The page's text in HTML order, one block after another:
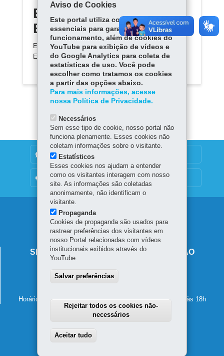
EPT Paraná - Conexão
Empregabilidade
Educação Profissional e Tecnológica >> Conexão
Empregabilidade
DENUNCIE CORRUPÇÃO
OUVIDORIA
Navegação
principal
SECRETARIA DE ESTADO DA EDUCAÇÃO
80610-011-Curitiba
Horário de atendimento: de segunda a sexta-feira, das 8h às 18h
Aviso de Cookies
Este portal utiliza cookies
essenciais para garantir seu
funcionamento, além de cookies do
YouTube para exibição de vídeos e
do Google Analytics para coleta de
estatísticas de uso. Você pode
escolher como tratamos os cookies
a partir das opções abaixo.
Para mais informações, acesse
nossa Política de Privacidade.
Necessários
Sem esse tipo de cookie, nosso portal não
funciona plenamente. Esses cookies não
coletam informações sobre o visitante.
Estatísticos
Esses cookies nos ajudam a entender
como os visitantes interagem com nosso
site. As informações são coletadas
anonimamente, não identificam o
visitante.
Propaganda
Cookies de propaganda são usados para
rastrear preferências dos visitantes em
nosso Portal relacionadas com vídeos
institucionais exibidos através do
YouTube.
Salvar preferências
Rejeitar todos os cookies não-
necessários
Aceitar tudo